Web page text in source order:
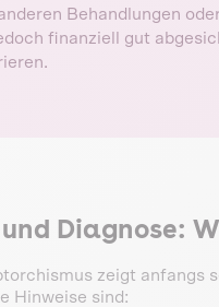
Behandlungen
finanziell gut
Diagnose:
zeigt anfangs
Hinweise sind: